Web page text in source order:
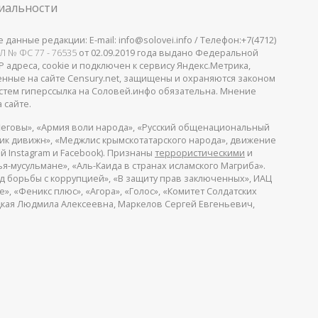
редакции: E-mail: info@solovei.info / Телефон:+7(4712)
№ ФС 77 - 76535 от 02.09.2019 года выдано Федеральной
cookie и подключен к сервису Яндекс.Метрика,
на сайте Censury.net, защищены и охраняются законом
гиперссылка на Соловей.инфо обязательна. Мнение
«Армия воли народа», «Русский общенациональный
дивижн», «Меджлис крымскотатарского народа», движение
Instagram и Facebook). Признаны террористическими и
«Аль-Каида в странах исламского Магриба».
борьбы с коррупцией», «В защиту прав заключенных», ИАЦ
плюс», «Агора», «Голос», «Комитет Солдатских
Людмила Алексеевна, Маркелов Сергей Евгеньевич,